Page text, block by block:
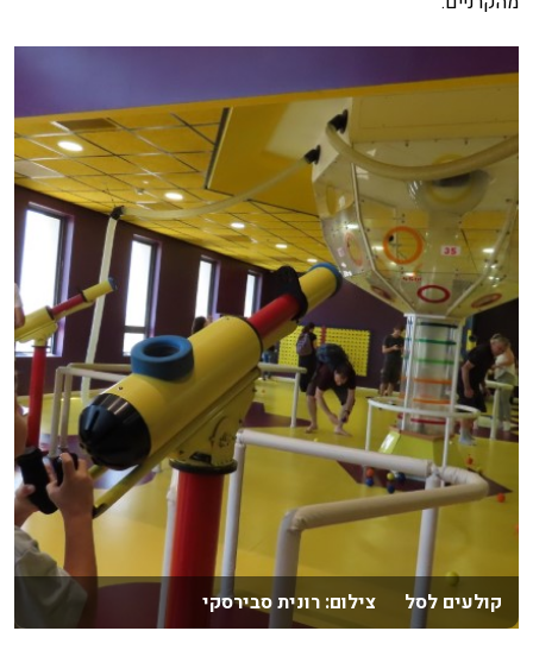
קולעים לסל צילום: רונית סבירסקי